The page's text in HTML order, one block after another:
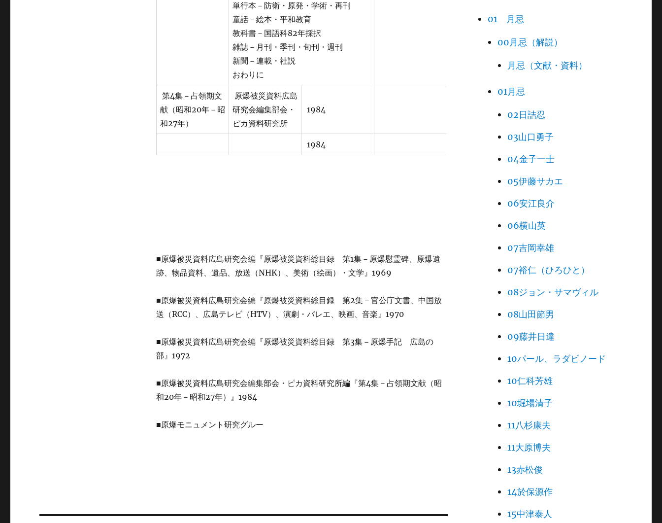
単行本－防衛・原発・学術・再刊
童話－絵本・平和教育
教科書－国語科82年採択
雑誌－月刊・季刊・旬刊・週刊
新聞－連載・社説
おわりに
第4集－占領期文
献（昭和20年－昭
和27年）
原爆被災資料広島
研究会編集部会・
ピカ資料研究所
1984
1984
■原爆被災資料広島研究会編『原爆被災資料総目録 第1集－原爆慰霊碑、原爆遺
跡、物品資料、遺品、放送（NHK）、美術（絵画）・文学』1969
■原爆被災資料広島研究会編『原爆被災資料総目録 第2集－官公庁文書、中国放
送（RCC）、広島テレビ（HTV）、演劇・バレエ、映画、音楽』1970
■原爆被災資料広島研究会編『原爆被災資料総目録 第3集－原爆手記 広島の
部』1972
■原爆被災資料広島研究会編集部会・ピカ資料研究所編『第4集－占領期文献（昭
和20年－昭和27年）』1984
■原爆モニュメント研究グルー
01 月忌
00月忌（解説）
月忌（文献・資料）
01月忌
02日詰忍
03山口勇子
04金子一士
05伊藤サカエ
06安江良介
06横山英
07吉岡幸雄
07裕仁（ひろひと）
08ジョン・サマヴィル
08山田節男
09藤井日達
10パール、ラダビノード
10仁科芳雄
10堀場清子
11八杉康夫
11大原博夫
13赤松俊
14於保源作
15中津泰人